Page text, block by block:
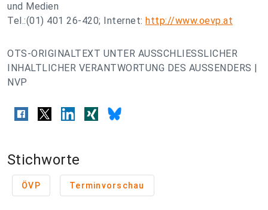
und Medien
Tel.:(01) 401 26-420; Internet: http://www.oevp.at
OTS-ORIGINALTEXT UNTER AUSSCHLIESSLICHER
INHALTLICHER VERANTWORTUNG DES AUSSENDERS |
NVP
Stichworte
ÖVP Terminvorschau